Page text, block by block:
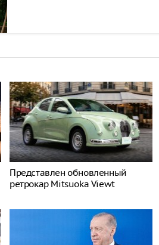
Представлен обновленный
ретрокар Mitsuoka Viewt